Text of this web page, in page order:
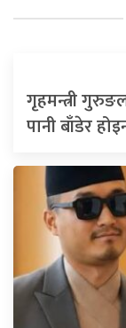
गृहमन्त्री
पानी बाँडेर